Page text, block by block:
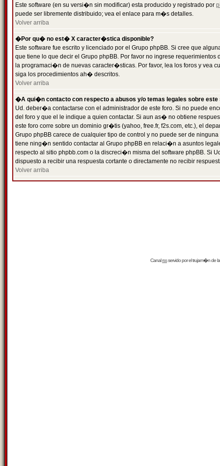
Este software (en su versi�n sin modificar) esta producido y registrado por
puede ser libremente distribuido; vea el enlace para m�s detalles.
Volver arriba
�Por qu� no est� X caracter�stica disponible?
Este software fue escrito y licenciado por el Grupo phpBB. Si cree que
que tiene lo que decir el Grupo phpBB. Por favor no ingrese
la programaci�n de nuevas caracter�sticas. Por favor, lea los foros y vea
siga los procedimientos ah� descritos.
Volver arriba
�A qui�n contacto con respecto a abusos y/o temas legales sobre este
Ud. deber�a contactarse con el administrador de este foro. Si no puede
del foro y que el le indique a quien contactar. Si aun as� no obtiene
este foro corre sobre un dominio gr�tis (yahoo, free.fr, f2s.com, etc.), el
Grupo phpBB carece de cualquier tipo de control y no puede ser de
tiene ning�n sentido contactar al Grupo phpBB en relaci�n a asuntos
respecto al sitio phpbb.com o la discreci�n misma del software phpBB. Si
dispuesto a recibir una respuesta cortante o directamente no recibir
Volver arriba
Canalrssservido por eltrujam�nde